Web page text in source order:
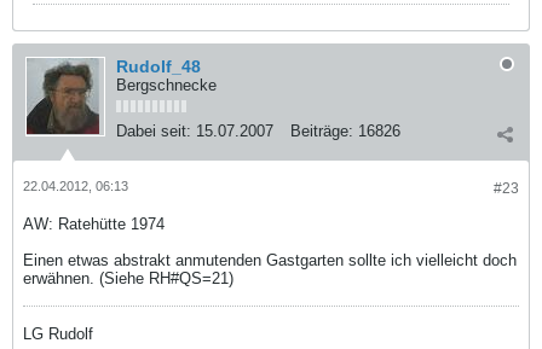
Rudolf_48
Bergschnecke
Dabei seit: 15.07.2007 Beiträge: 16826
#23
22.04.2012, 06:13
AW: Ratehütte 1974
Einen etwas abstrakt anmutenden Gastgarten sollte ich vielleicht doch
erwähnen. (Siehe RH#QS=21)
LG Rudolf